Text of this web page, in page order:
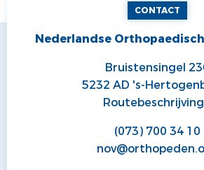
CONTACT
Nederlandse
Bruistensingel
5232 AD 's-
Routebeschrijving
(073) 700 34 10